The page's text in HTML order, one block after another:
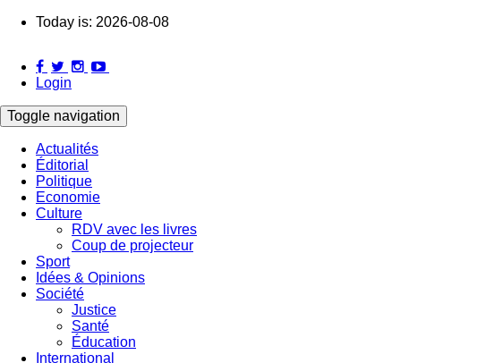
Skip
content
Today is: 2026-08-08
Login
Toggle navigation
Main
navigation
Actualités
Éditorial
Politique
Economie
Culture
RDV avec les livres
Coup de projecteur
Sport
Idées & Opinions
Société
Justice
Santé
Éducation
International